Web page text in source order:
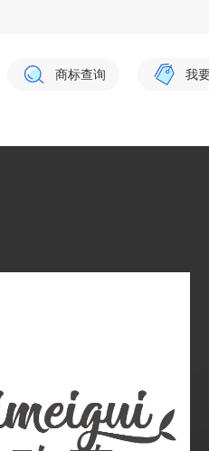
商标查询 我